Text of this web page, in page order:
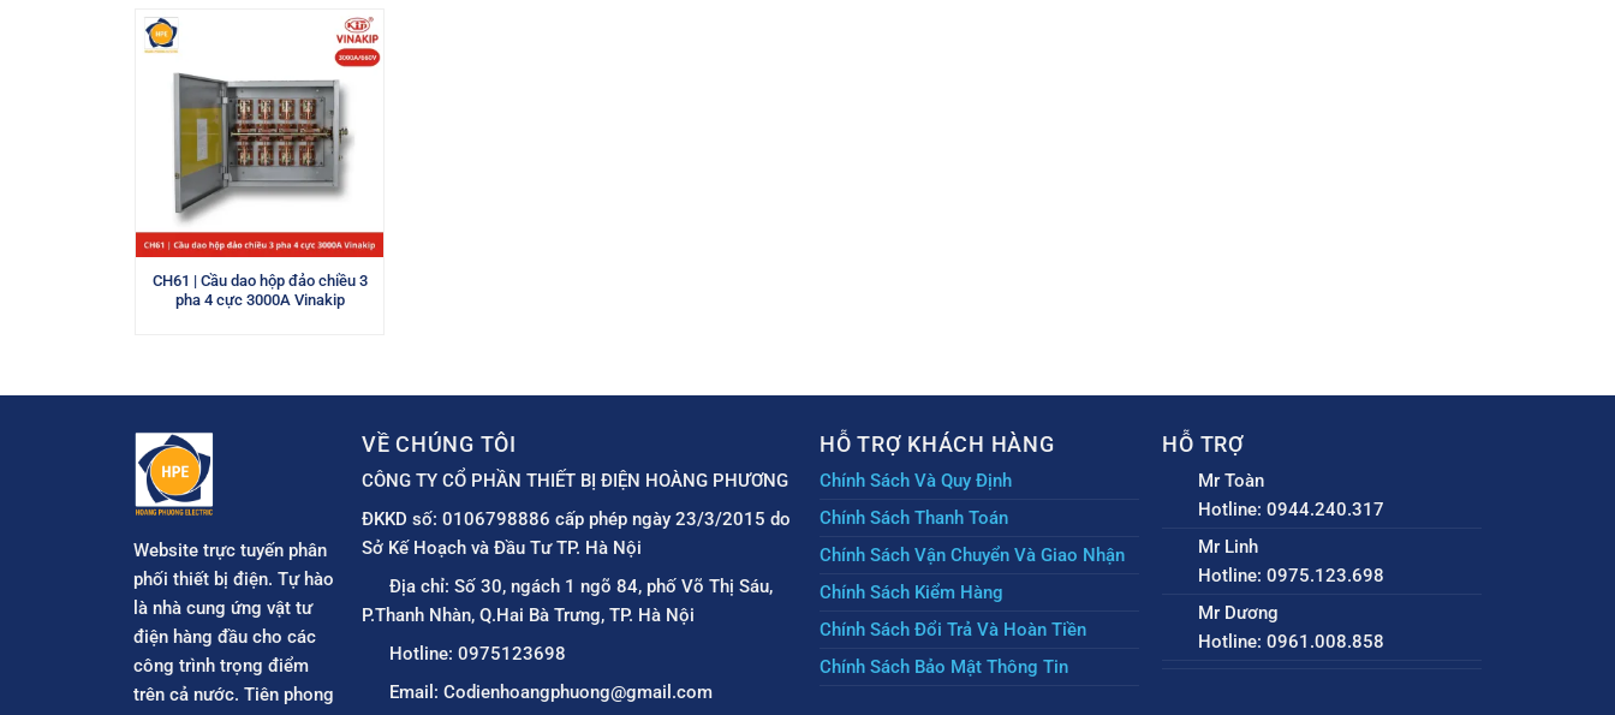
CH61 | Cầu dao hộp đảo chiều 3
pha 4 cực 3000A Vinakip
Website trực tuyến phân
phối thiết bị điện. Tự hào
là nhà cung ứng vật tư
điện hàng đầu cho các
công trình trọng điểm
trên cả nước. Tiên phong
VỀ CHÚNG TÔI
CÔNG TY CỔ PHẦN THIẾT BỊ ĐIỆN HOÀNG PHƯƠNG
ĐKKD số: 0106798886 cấp phép ngày 23/3/2015 do
Sở Kế Hoạch và Đầu Tư TP. Hà Nội
Địa chỉ: Số 30, ngách 1 ngõ 84, phố Võ Thị Sáu,
P.Thanh Nhàn, Q.Hai Bà Trưng, TP. Hà Nội
Hotline: 0975123698
Email: Codienhoangphuong@gmail.com
HỖ TRỢ KHÁCH HÀNG
Chính Sách Và Quy Định
Chính Sách Thanh Toán
Chính Sách Vận Chuyển Và Giao Nhận
Chính Sách Kiểm Hàng
Chính Sách Đổi Trả Và Hoàn Tiền
Chính Sách Bảo Mật Thông Tin
HỖ TRỢ
Mr Toàn
Hotline: 0944.240.317
Mr Linh
Hotline: 0975.123.698
Mr Dương
Hotline: 0961.008.858